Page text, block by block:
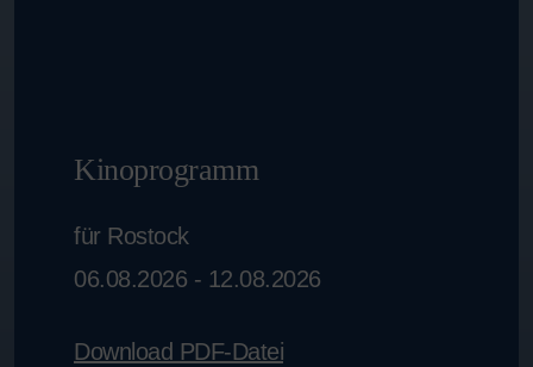
Kinoprogramm
für Rostock
06.08.2026 - 12.08.2026
Download PDF-Datei